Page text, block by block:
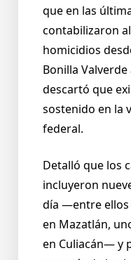
que en las
contabilizaron
homicidios
Bonilla
descartó que
sostenido en la
federal.
Detalló que los
incluyeron
día —entre
en Mazatlán,
en Culiacán— y